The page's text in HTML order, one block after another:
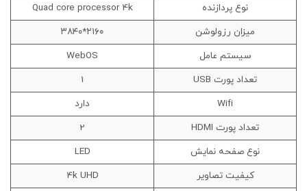
نوع پردازنده
Quad core processor 4k
میزان رزولوشن
۲۱۶۰*۳۸۴۰
سیستم عامل
WebOS
تعداد پورت USB
1
Wifi
دارد
تعداد پورت HDMI
2
نوع صفحه نمایش
LED
کیفیت تصاویر
4k UHD